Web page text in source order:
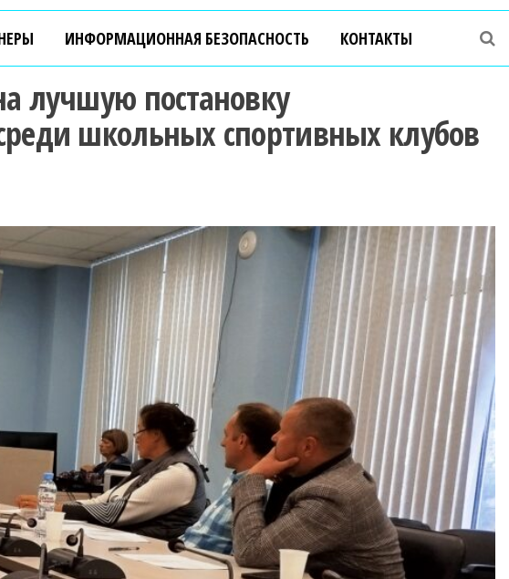
ИНФОРМАЦИОННАЯ БЕЗОПАСНОСТЬ КОНТАКТЫ
лучшую постановку
школьных спортивных клубов